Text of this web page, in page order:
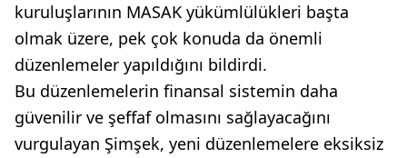
kuruluşlarının MASAK yükümlülükleri başta
olmak üzere, pek çok konuda da önemli
düzenlemeler yapıldığını bildirdi.
Bu düzenlemelerin finansal sistemin daha
güvenilir ve şeffaf olmasını sağlayacağını
vurgulayan Şimşek, yeni düzenlemelere eksiksiz